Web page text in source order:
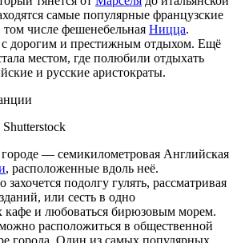
самые популярные французские
числе фешенебельная Ницца.
с дорогим и престижным отдыхом. Ещё
местом, где полюбили отдыхать
и русские аристократы.
— семикилометровая Английская
, расположенные вдоль неё.
подолгу гулять, рассматривая
или сесть в одно
кафе и любоваться бирюзовым морем.
расположиться в общественной
города. Один из самых популярных